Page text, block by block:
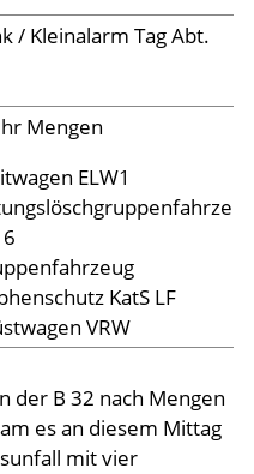
/ Kleinalarm Tag Abt.
Mengen
ELW1
KatS LF
VRW
der B 32 nach Mengen
es an diesem Mittag
mit vier